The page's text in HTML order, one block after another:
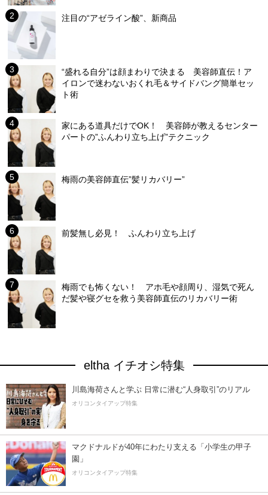
注目の“アゼライン酸”、新商品
“盛れる自分”は顔まわりで決まる 美容師直伝！ア
イロンで迷わないおくれ毛＆サイドバング簡単セッ
ト術
家にある道具だけでOK！ 美容師が教えるセンター
パートの”ふんわり立ち上げ”テクニック
梅雨の美容師直伝”髪リカバリー”
前髪無し必見！ ふんわり立ち上げ
梅雨でも怖くない！ アホ毛や顔周り、湿気で死ん
だ髪や寝グセを救う美容師直伝のリカバリー術
eltha イチオシ特集
川島海荷さんと学ぶ 日常に潜む“人身取引”のリアル
オリコンタイアップ特集
マクドナルドが40年にわたり支える「小学生の甲子
園」
オリコンタイアップ特集